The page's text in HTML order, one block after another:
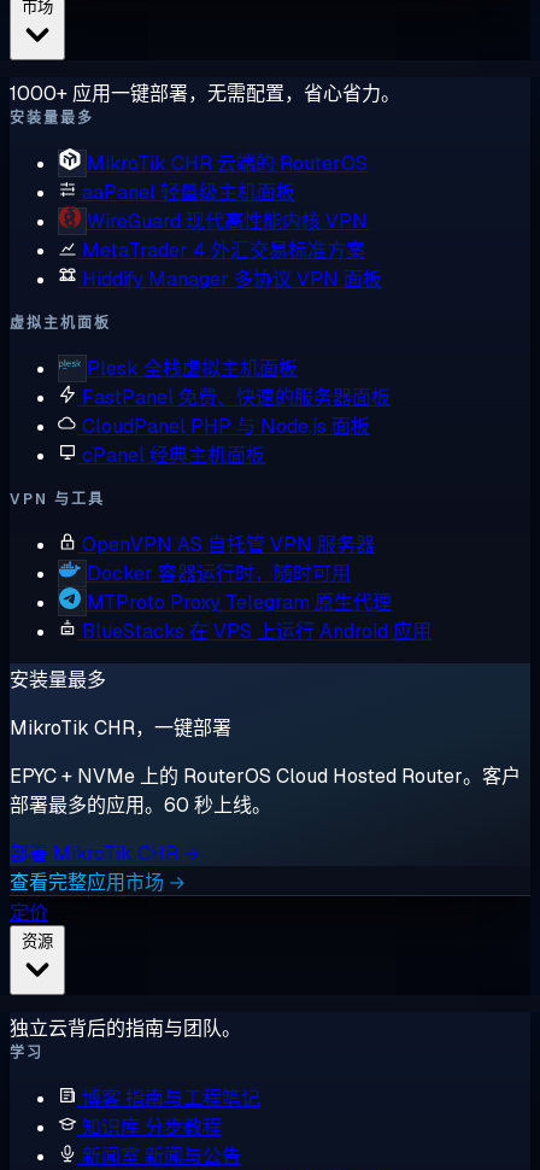
1000+ 应用一键部署，无需配置，省心省力。
安装量最多
MikroTik CHR 云端的 RouterOS
aaPanel轻量级主机面板
WireGuard 现代高性能内核 VPN
MetaTrader 4 外汇交易标准方案
Hiddify Manager 多协议 VPN 面板
虚拟主机面板
Plesk 全栈虚拟主机面板
FastPanel 免费、快速的服务器面板
CloudPanel PHP 与 Node.js 面板
cPanel经典主机面板
VPN 与工具
OpenVPN AS 自托管 VPN 服务器
Docker 容器运行时，随时可用
MTProto Proxy Telegram 原生代理
BlueStacks 在 VPS 上运行 Android 应用
安装量最多
MikroTik CHR，一键部署
EPYC + NVMe 上的 RouterOS Cloud Hosted Router。客户
部署最多的应用。60 秒上线。
部署 MikroTik CHR →
查看完整应用市场 →
定价
独立云背后的指南与团队。
学习
博客指南与工程笔记
知识库 分步教程
新闻室 新闻与公告